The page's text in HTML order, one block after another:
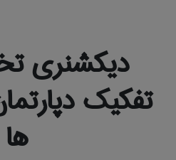
دیکشنری
تفکیک
ها